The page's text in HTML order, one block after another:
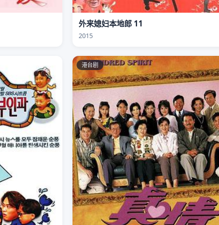
外来媳妇本地郎 11
2015
港台剧